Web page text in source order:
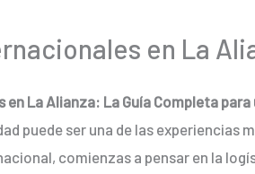
en La
La Alianza: La Guía Completa
puede ser una de las
comienzas a pensar en la